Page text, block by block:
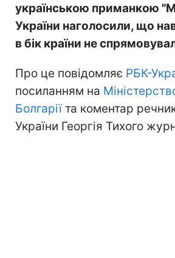
українською приманкою
України наголосили, що
в бік країни не
Про це повідомляє РБК-
посиланням на
Болгаріїта коментар
України Георгія Тихого